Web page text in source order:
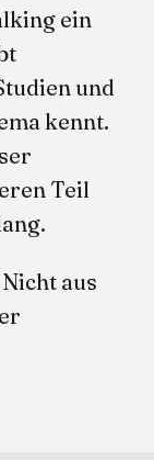
ein
und
kennt.
Teil
aus